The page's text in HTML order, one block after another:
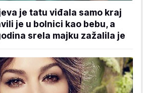
je tatu viđala samo kraj
je u bolnici kao bebu, a
srela majku zažalila je